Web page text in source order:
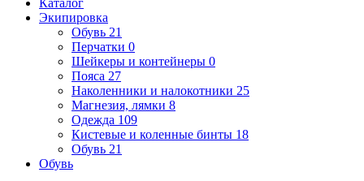
Каталог
Экипировка
Обувь 21
Перчатки 0
Шейкеры и контейнеры 0
Пояса 27
Наколенники и налокотники 25
Магнезия, лямки 8
Одежда 109
Кистевые и коленные бинты 18
Обувь 21
Обувь